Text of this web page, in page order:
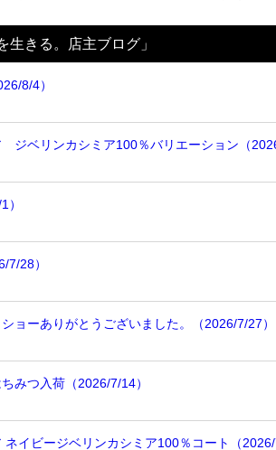
生きる。店主ブログ」
8/4）
ジベリンカシミア100％バリエーション（
）
7/28）
ョーありがとうございました。（2026/7/27）
みつ入荷（2026/7/14）
ネイビージベリンカシミア100％コート（